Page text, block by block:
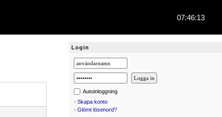
07:46:14
Login
Autoinloggning
• Skapa konto
• Glömt lösenord?